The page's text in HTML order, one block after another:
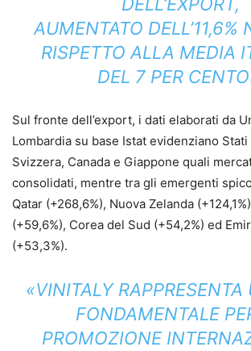
DELL’EXPORT,
AUMENTATO DELL’11,6%
RISPETTO ALLA MEDIA
DEL 7 PER
Sul fronte dell’export, i dati elaborati da
Lombardia su base Istat evidenziano
Svizzera, Canada e Giappone quali
consolidati, mentre tra gli emergenti
Qatar (+268,6%), Nuova Zelanda
(+59,6%), Corea del Sud (+54,2%) ed
(+53,3%).
«VINITALY RAPPRESENTA
FONDAMENTALE
PROMOZIONE